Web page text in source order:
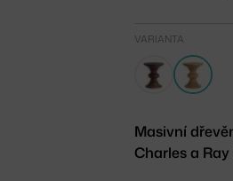
VARIANTA
Masivní
Charles a